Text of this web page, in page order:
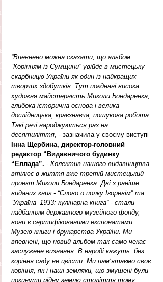
“Впевнено можна сказати, що альбом
“Корінням із Сумщини” увійде в мистецьку
скарбницю України як один із найкращих
творчих здобутків. Тут поєднані висока
художня майстерність Миколи Бондаренка,
глибока історична основа і велика
дослідницька, краєзнавча, пошукова робота.
Такі речі народжуються раз на
десятиліття , - зазначила у своєму виступі
Інна Щербина, директор-головний
редактор “Видавничого будинку
“Еллада”. - Колектив нашого видавництва
втілює в життя вже третій мистецький
проект Миколи Бондаренка. Дві з раніше
виданих книг - “Слово о полку Ігоревім” та
“Україна–1933: кулінарна книга” - стали
надбанням державного музейного фонду,
вони є сертифікованими експонатами
Музею книги і друкарства України. Ми
впевнені, що новий альбом так само чекає
заслужене визнання. В народі кажуть: без
коріння саду не цвісти. Ми пам’ятаємо своє
коріння, як і наші земляки, що змушені були
покинути рідну землю століття тому